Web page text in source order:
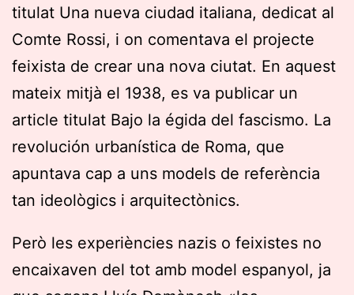
titulat Una nueva ciudad italiana, dedicat al
Comte Rossi, i on comentava el projecte
feixista de crear una nova ciutat. En aquest
mateix mitjà el 1938, es va publicar un
article titulat Bajo la égida del fascismo. La
revolución urbanística de Roma, que
apuntava cap a uns models de referència
tan ideològics i arquitectònics.
Però les experiències nazis o feixistes no
encaixaven del tot amb model espanyol, ja